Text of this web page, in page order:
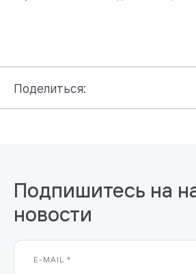
Поделиться:
Подпишитесь на
новости